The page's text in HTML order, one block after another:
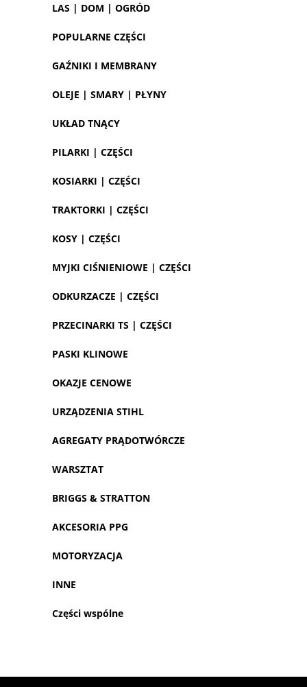
LAS | DOM | OGRÓD
POPULARNE CZĘŚCI
GAŹNIKI I MEMBRANY
OLEJE | SMARY | PŁYNY
UKŁAD TNĄCY
PILARKI | CZĘŚCI
KOSIARKI | CZĘŚCI
TRAKTORKI | CZĘŚCI
KOSY | CZĘŚCI
MYJKI CIŚNIENIOWE | CZĘŚCI
ODKURZACZE | CZĘŚCI
PRZECINARKI TS | CZĘŚCI
PASKI KLINOWE
OKAZJE CENOWE
URZĄDZENIA STIHL
AGREGATY PRĄDOTWÓRCZE
WARSZTAT
BRIGGS & STRATTON
AKCESORIA PPG
MOTORYZACJA
INNE
Części wspólne